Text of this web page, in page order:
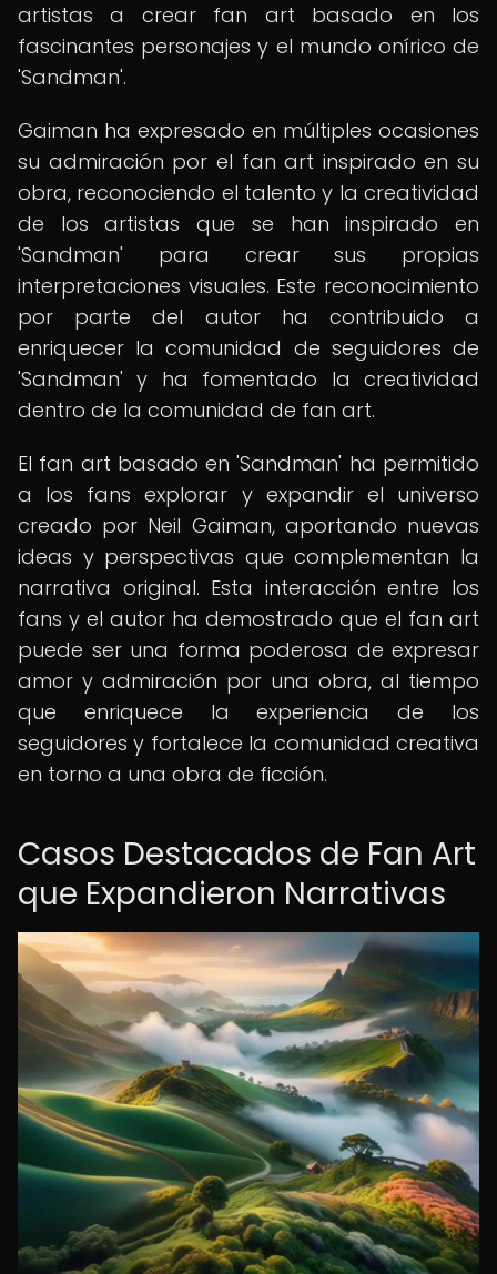
artistas a crear fan art basado en los
fascinantes personajes y el mundo onírico de
'Sandman'.
Gaiman ha expresado en múltiples ocasiones
su admiración por el fan art inspirado en su
obra, reconociendo el talento y la creatividad
de los artistas que se han inspirado en
'Sandman' para crear sus propias
interpretaciones visuales. Este reconocimiento
por parte del autor ha contribuido a
enriquecer la comunidad de seguidores de
'Sandman' y ha fomentado la creatividad
dentro de la comunidad de fan art.
El fan art basado en 'Sandman' ha permitido
a los fans explorar y expandir el universo
creado por Neil Gaiman, aportando nuevas
ideas y perspectivas que complementan la
narrativa original. Esta interacción entre los
fans y el autor ha demostrado que el fan art
puede ser una forma poderosa de expresar
amor y admiración por una obra, al tiempo
que enriquece la experiencia de los
seguidores y fortalece la comunidad creativa
en torno a una obra de ficción.
Casos Destacados de Fan Art
que Expandieron Narrativas